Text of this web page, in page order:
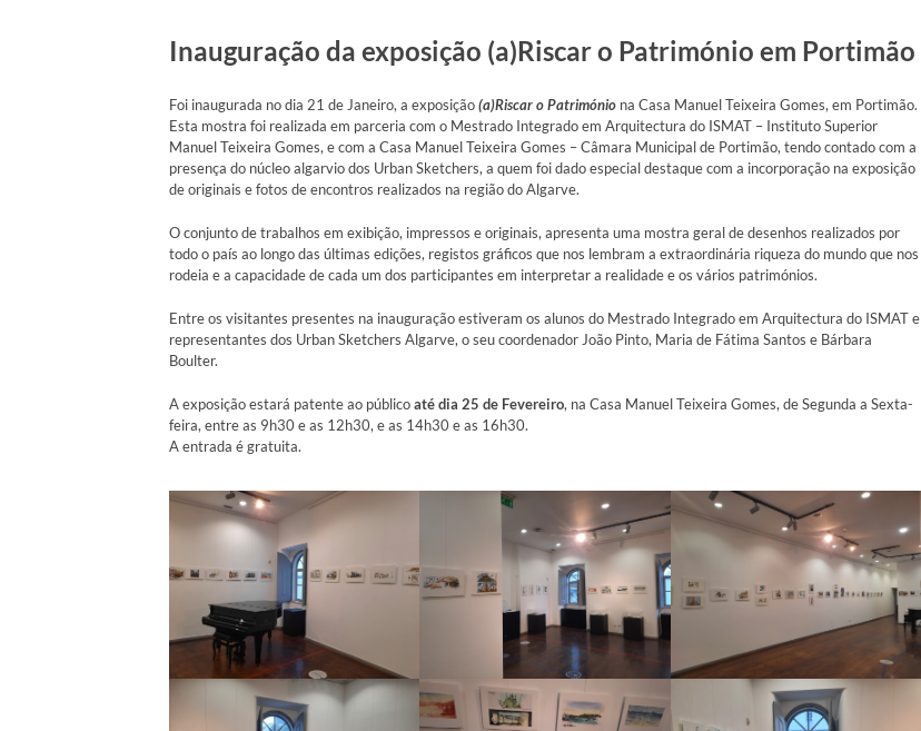
Inauguração da exposição (a)Riscar o Património em Portimão
Foi inaugurada no dia 21 de Janeiro, a exposição(a)Riscar o Património na Casa Manuel Teixeira Gomes, em Portimão.
Esta mostra foi realizada em parceria com o Mestrado Integrado em Arquitectura do ISMAT – Instituto Superior
Manuel Teixeira Gomes, e com a Casa Manuel Teixeira Gomes – Câmara Municipal de Portimão, tendo contado com a
presença do núcleo algarvio dos Urban Sketchers, a quem foi dado especial destaque com a incorporação na exposição
de originais e fotos de encontros realizados na região do Algarve.
O conjunto de trabalhos em exibição, impressos e originais, apresenta uma mostra geral de desenhos realizados por
todo o país ao longo das últimas edições, registos gráficos que nos lembram a extraordinária riqueza do mundo que nos
rodeia e a capacidade de cada um dos participantes em interpretar a realidade e os vários patrimónios.
Entre os visitantes presentes na inauguração estiveram os alunos do Mestrado Integrado em Arquitectura do ISMAT e
representantes dos Urban Sketchers Algarve, o seu coordenador João Pinto, Maria de Fátima Santos e Bárbara
Boulter.
A exposição estará patente ao públicoaté dia 25 de Fevereiro, na Casa Manuel Teixeira Gomes, de Segunda a Sexta-
feira, entre as 9h30 e as 12h30, e as 14h30 e as 16h30.
A entrada é gratuita.